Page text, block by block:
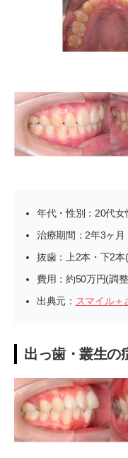
年代・性別：20代女
治療期間：2年3ヶ月
抜歯：上2本・下2本
費用：約50万円(調
出典元： スマイル＋
出っ歯・叢生の